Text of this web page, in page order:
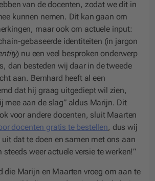
van de docenten, zodat we dit in
kunnen nemen. Dit kan gaan om
maar ook om actuele input:
gebaseerde identiteiten (in jargon
) nu een veel besproken onderwerp
dan besteden wij daar in de tweede
aan. Bernhard heeft al een
dat hij graag uitgediept wil zien,
mee aan de slag” aldus Marijn. Dit
voor andere docenten, sluit Maarten
docenten gratis te bestellen, dus wij
uit dat te doen en samen met ons aan
steeds weer actuele versie te werken!”
die Marijn en Maarten vroeg om aan te